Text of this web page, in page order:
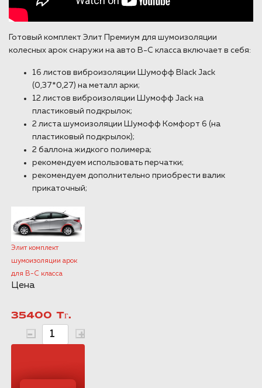
Готовый комплект Элит Премиум для шумоизоляции
колесных арок снаружи на авто В-С класса включает в себя:
16 листов виброизоляции Шумофф Black Jack
(0,37*0,27) на металл арки;
12 листов виброизоляции Шумофф Jack на
пластиковый подкрылок;
2 листа шумоизоляции Шумофф Комфорт 6 (на
пластиковый подкрылок);
2 баллона жидкого полимера;
рекомендуем использовать перчатки;
рекомендуем дополнительно приобрести валик
прикаточный;
Элит комплект
шумоизоляции арок
для B-C класса
Цена
35400 Тг.